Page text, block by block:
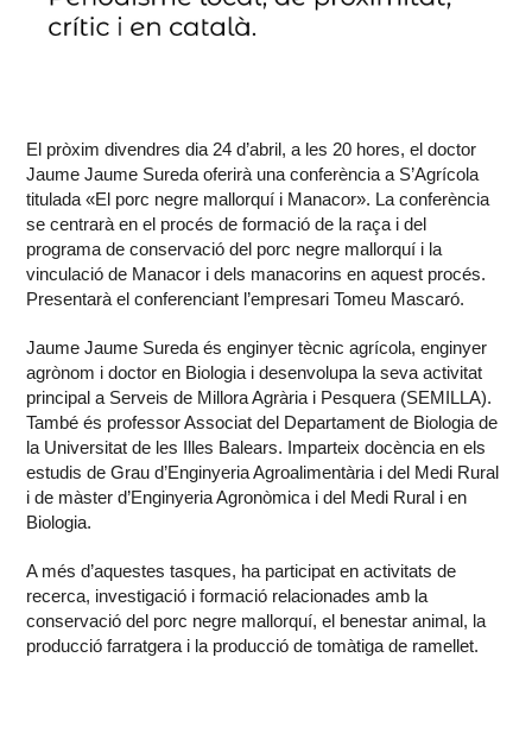
El pròxim divendres dia 24 d’abril, a les 20 hores, el doctor
Jaume Jaume Sureda oferirà una conferència a S’Agrícola
titulada «El porc negre mallorquí i Manacor». La conferència
se centrarà en el procés de formació de la raça i del
programa de conservació del porc negre mallorquí i la
vinculació de Manacor i dels manacorins en aquest procés.
Presentarà el conferenciant l’empresari Tomeu Mascaró.
Jaume Jaume Sureda és enginyer tècnic agrícola, enginyer
agrònom i doctor en Biologia i desenvolupa la seva activitat
principal a Serveis de Millora Agrària i Pesquera (SEMILLA).
També és professor Associat del Departament de Biologia de
la Universitat de les Illes Balears. Imparteix docència en els
estudis de Grau d’Enginyeria Agroalimentària i del Medi Rural
i de màster d’Enginyeria Agronòmica i del Medi Rural i en
Biologia.
A més d’aquestes tasques, ha participat en activitats de
recerca, investigació i formació relacionades amb la
conservació del porc negre mallorquí, el benestar animal, la
producció farratgera i la producció de tomàtiga de ramellet.